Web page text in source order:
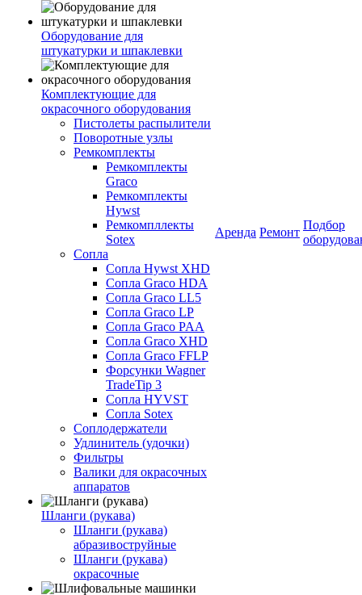
Оборудование для
штукатурки и шпаклевки
Комплектующие для
окрасочного оборудования
Пистолеты распылители
Поворотные узлы
Ремкомплекты
Ремкомплекты
Graco
Ремкомплекты
Hywst
Ремкомпллекты
Sotex
Сопла
Сопла Hywst XHD
Сопла Graco HDA
Сопла Graco LL5
Сопла Graco LP
Сопла Graco PAA
Сопла Graco XHD
Сопла Graco FFLP
Форсунки Wagner
TradeTip 3
Сопла HYVST
Сопла Sotex
Соплодержатели
Удлинитель (удочки)
Фильтры
Валики для окрасочных
аппаратов
Шланги (рукава)
Шланги (рукава)
абразивоструйные
Шланги (рукава)
окрасочные
Аренда Ремонт
Подбор